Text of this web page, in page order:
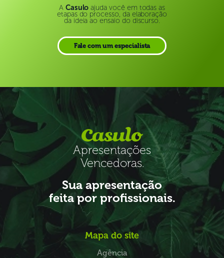
A Casulo ajuda você em todas as
etapas do processo, da elaboração
da ideia ao ensaio do discurso.
Fale com um especialista
Apresentações
Vencedoras.
Sua apresentação
feita por profissionais.
Mapa do site
Agência